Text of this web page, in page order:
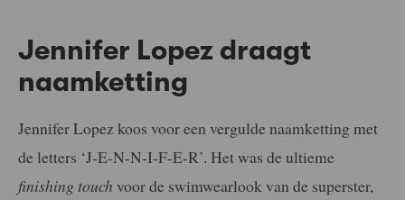
Jennifer Lopez draagt
naamketting
Jennifer Lopez koos voor een vergulde naamketting met
de letters ‘J-E-N-N-I-F-E-R’. Het was de ultieme
finishing touch voor de swimwearlook van de superster,